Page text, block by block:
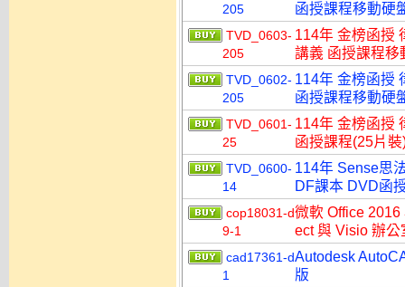
205
函授課程移動硬
TVD_0603-
205
114年 金榜函授
講義 函授課程移
TVD_0602-
205
114年 金榜函授
函授課程移動硬
TVD_0601-
25
114年 金榜函授
函授課程(25片
TVD_0600-
14
114年 Sense思
DF課本 DVD函
cop18031-d
9-1
微軟 Office
ect 與 Visio 辦
cad17361-d
1
Autodesk
版